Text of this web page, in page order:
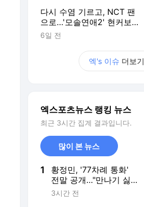
다시 수염 기르고, NCT 팬
으로…'모솔연애2' 현커보
다 더 궁금한 출연자 근황
6일 전
엑's 이슈 더보기
엑스포츠뉴스 랭킹 뉴스
최근 3시간 집계 결과입니다.
많이 본 뉴스
1
황정민, '77차례 통화'
전말 공개…"만나기 싫
어·부탁이야" 거절 녹취
3시간 전